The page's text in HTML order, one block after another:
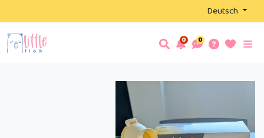
Deutsch
0 0